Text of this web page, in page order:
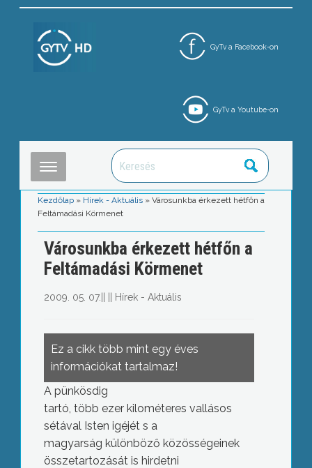
GyTv a Facebook-on
GyTv a Youtube-on
Kezdőlap » Hírek - Aktuális »Városunkba érkezett hétfőn a
Feltámadási Körmenet
Városunkba érkezett hétfőn a
Feltámadási Körmenet
2009. 05. 07. Hírek - Aktuális
Ez a cikk több mint egy éves
információkat tartalmaz!
A pünkösdig
tartó, több ezer kilométeres vallásos
sétával Isten igéjét s a
magyarság különböző közösségeinek
összetartozását is hirdetni